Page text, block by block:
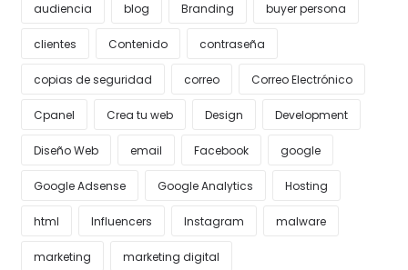
audiencia blog Branding buyer persona
clientes Contenido contraseña
copias de seguridad correo Correo Electrónico
Cpanel Crea tu web Design Development
Diseño Web email Facebook google
Google Adsense Google Analytics Hosting
html Influencers Instagram malware
marketing marketing digital